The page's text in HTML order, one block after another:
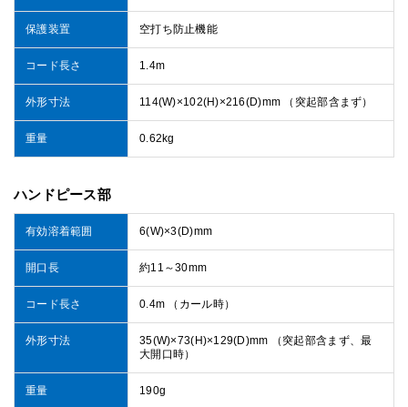
保護装置 空打ち防止機能
コード長さ 1.4m
外形寸法 114(W)×102(H)×216(D)mm （突起部含まず）
重量 0.62kg
ハンドピース部
有効溶着範囲 6(W)×3(D)mm
開口長 約11～30mm
コード長さ 0.4m （カール時）
外形寸法
35(W)×73(H)×129(D)mm （突起部含まず、最
大開口時）
重量 190g